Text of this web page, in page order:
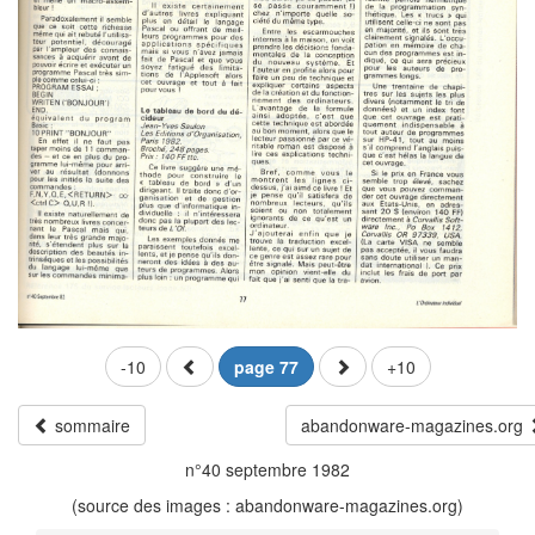
-10 page 77 +10
sommaire
abandonware-magazines.org
n°40 septembre 1982
(source des images : abandonware-magazines.org)